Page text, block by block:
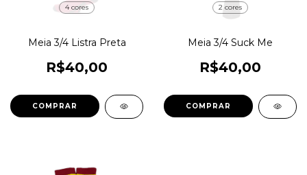
4 cores
Meia 3/4 Listra Preta
R$40,00
COMPRAR
2 cores
Meia 3/4 Suck Me
R$40,00
COMPRAR